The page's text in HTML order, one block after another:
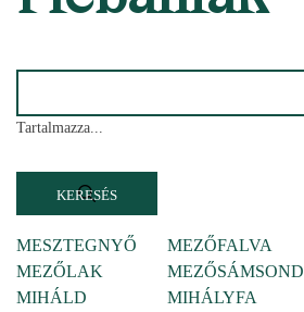
Tartalmazza...
MESZTEGNYŐ MEZŐFALVA
MEZŐLAK
MEZŐSÁMSOND
MIHÁLD
MIHÁLYFA